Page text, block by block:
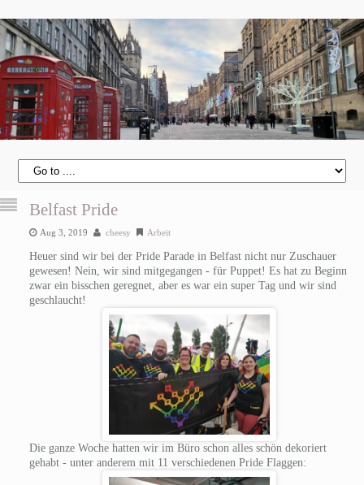
Belfast Pride
Aug 3, 2019 cheesy Arbeit
Heuer sind wir bei der Pride Parade in Belfast nicht nur Zuschauer
gewesen! Nein, wir sind mitgegangen - für Puppet! Es hat zu Beginn
zwar ein bisschen geregnet, aber es war ein super Tag und wir sind
geschlaucht!
Die ganze Woche hatten wir im Büro schon alles schön dekoriert
gehabt - unter anderem mit 11 verschiedenen Pride Flaggen: